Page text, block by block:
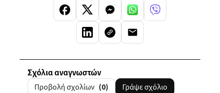
Σχόλια αναγνωστών
Προβολή σχολίων (0) Γράψε σχόλιο